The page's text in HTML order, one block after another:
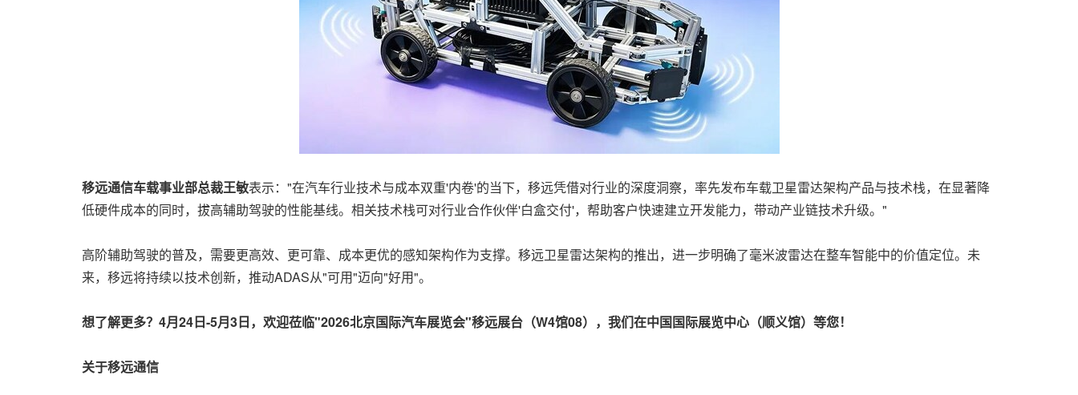
移远通信车载事业部总裁王敏表示："在汽车行业技术与成本双重'内卷'的当下，移远凭借对行业的深度洞察，率先发布车载卫星雷达架构产品与技术栈，在显著降
低硬件成本的同时，拔高辅助驾驶的性能基线。相关技术栈可对行业合作伙伴'白盒交付'，帮助客户快速建立开发能力，带动产业链技术升级。"
高阶辅助驾驶的普及，需要更高效、更可靠、成本更优的感知架构作为支撑。移远卫星雷达架构的推出，进一步明确了毫米波雷达在整车智能中的价值定位。未
来，移远将持续以技术创新，推动ADAS从"可用"迈向"好用"。
想了解更多？4月24日-5月3日，欢迎莅临"2026北京国际汽车展览会"移远展台（W4馆08），我们在中国国际展览中心（顺义馆）等您！
关于移远通信